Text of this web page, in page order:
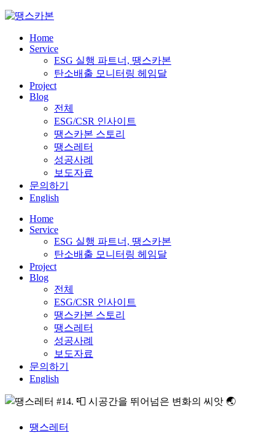
Skip
contentHome
Service
ESG 실행 파트너, 땡스카본
탄소배출 모니터링 헤임달
Project
Blog
전체
ESG/CSR 인사이트
땡스카본 스토리
땡스레터
성공사례
보도자료
문의하기
English
Home
Service
ESG 실행 파트너, 땡스카본
탄소배출 모니터링 헤임달
Project
Blog
전체
ESG/CSR 인사이트
땡스카본 스토리
땡스레터
성공사례
보도자료
문의하기
English
땡스레터